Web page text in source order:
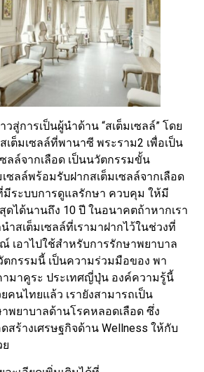
สู่การเป็นผู้นำด้าน “สเต็มเซลล์” โดย
เต็มเซลล์ที่พานาซี พระราม2 เพื่อเป็น
ลล์จากเลือด เป็นนวัตกรรมขั้น
เซลล์พร้อมรับฝากสเต็มเซลล์จากเลือด
ระบบการดูแลรักษา ควบคุม ให้มี
ด้นานถึง 10 ปี ในอนาคตถ้าหากเรา
ำสเต็มเซลล์ที่เรามาฝากไว้ในช่วงที่
เอาไปใช้สำหรับการรักษาพยาบาล
กรรมนี้ เป็นความร่วมมือของ พา
มาคูระ ประเทศญี่ปุ่น องค์ความรู้นี้
คนไทยแล้ว เรายังสามารถเป็น
าพยาบาลด้านโรคหลอดเลือด ซึ่ง
สร้างเศรษฐกิจด้าน Wellness ให้กับ